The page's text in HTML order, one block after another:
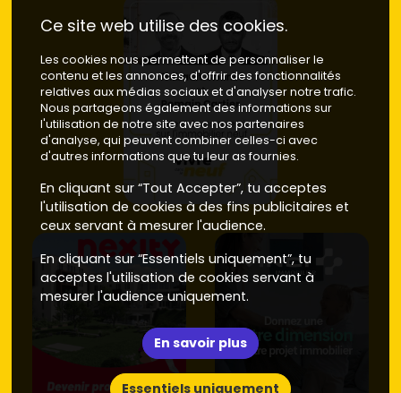
Ce site web utilise des cookies.
Les cookies nous permettent de personnaliser le
contenu et les annonces, d'offrir des fonctionnalités
relatives aux médias sociaux et d'analyser notre trafic.
Nous partageons également des informations sur
l'utilisation de notre site avec nos partenaires
d'analyse, qui peuvent combiner celles-ci avec
d'autres informations que tu leur as fournies.
En cliquant sur “Tout Accepter”, tu acceptes
l'utilisation de cookies à des fins publicitaires et
ceux servant à mesurer l'audience.
En cliquant sur “Essentiels uniquement”, tu
acceptes l'utilisation de cookies servant à
mesurer l'audience uniquement.
En savoir plus
Essentiels uniquement